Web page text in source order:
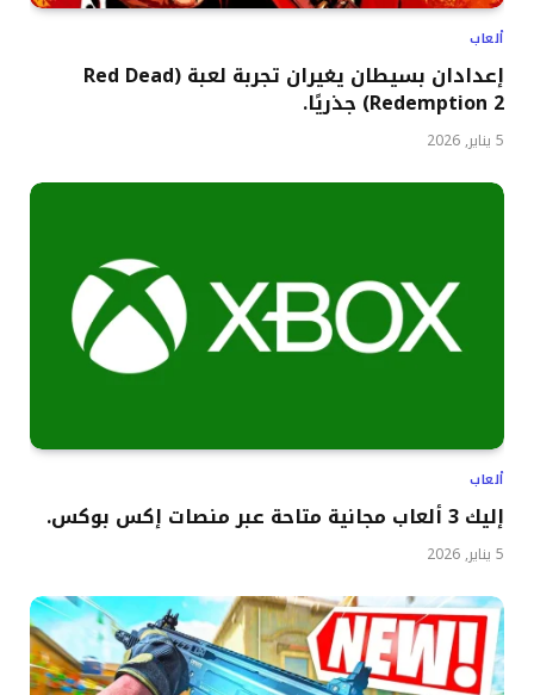
ألعاب
إعدادان بسيطان يغيران تجربة لعبة (Red Dead
Redemption 2) جذريًا.
5 يناير, 2026
ألعاب
إليك 3 ألعاب مجانية متاحة عبر منصات إكس بوكس.
5 يناير, 2026